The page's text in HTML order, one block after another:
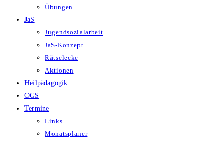
Übungen
JaS
Jugendsozialarbeit
JaS-Konzept
Rätselecke
Aktionen
Heilpädagogik
OGS
Termine
Links
Monatsplaner